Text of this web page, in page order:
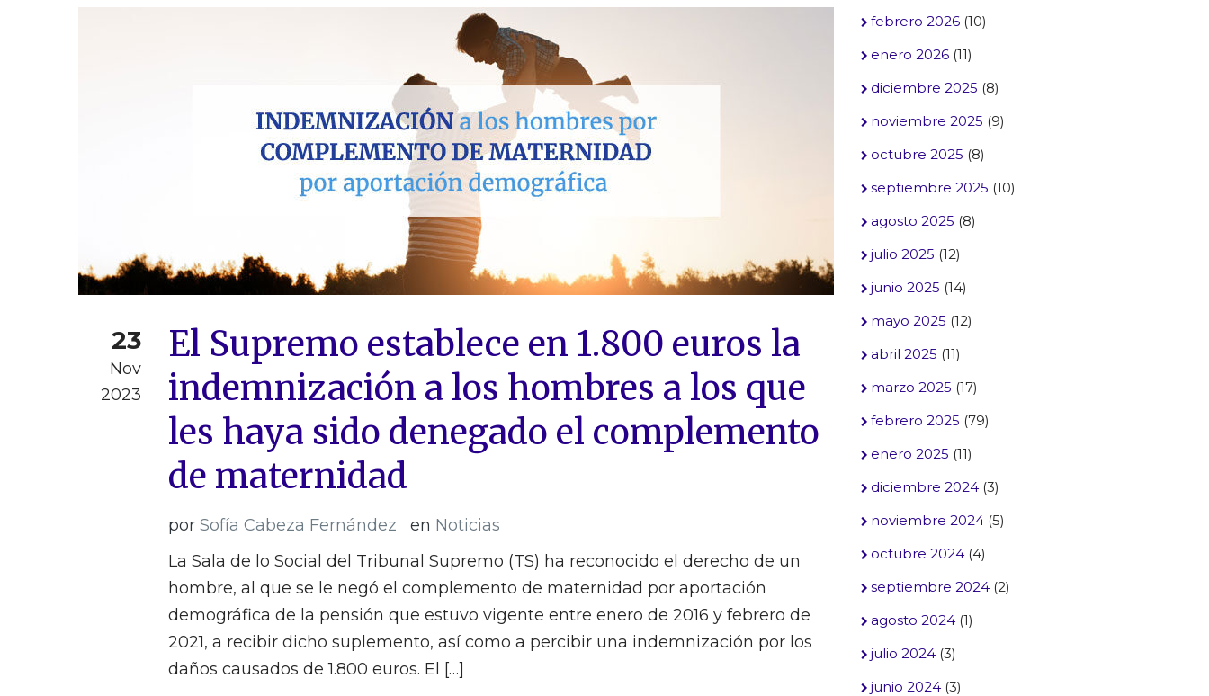
23
Nov
2023
El Supremo establece en 1.800 euros la
indemnización a los hombres a los que
les haya sido denegado el complemento
de maternidad
por Sofía Cabeza Fernández en Noticias
La Sala de lo Social del Tribunal Supremo (TS) ha reconocido el derecho de un
hombre, al que se le negó el complemento de maternidad por aportación
demográfica de la pensión que estuvo vigente entre enero de 2016 y febrero de
2021, a recibir dicho suplemento, así como a percibir una indemnización por los
daños causados de 1.800 euros. El […]
febrero 2026 (10)
enero 2026 (11)
diciembre 2025 (8)
noviembre 2025 (9)
octubre 2025 (8)
septiembre 2025 (10)
agosto 2025 (8)
julio 2025 (12)
junio 2025 (14)
mayo 2025 (12)
abril 2025 (11)
marzo 2025 (17)
febrero 2025 (79)
enero 2025 (11)
diciembre 2024 (3)
noviembre 2024 (5)
octubre 2024 (4)
septiembre 2024 (2)
agosto 2024 (1)
julio 2024 (3)
junio 2024 (3)